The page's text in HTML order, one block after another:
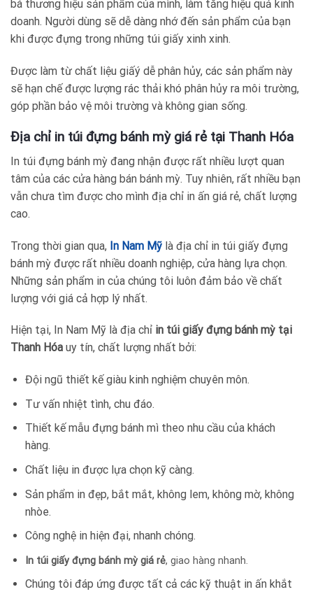
bá thương hiệu sản phẩm của mình, làm tăng hiệu quả kinh
doanh. Người dùng sẽ dễ dàng nhớ đến sản phẩm của bạn
khi được đựng trong những túi giấy xinh xinh.
Được làm từ chất liệu giấý dễ phân hủy, các sản phẩm này
sẽ hạn chế được lượng rác thải khó phân hủy ra môi trường,
góp phần bảo vệ môi trường và không gian sống.
Địa chỉ in túi đựng bánh mỳ giá rẻ tại Thanh Hóa
In túi đựng bánh mỳ đang nhận được rất nhiều lượt quan
tâm của các cửa hàng bán bánh mỳ. Tuy nhiên, rất nhiều bạn
vẫn chưa tìm được cho mình địa chỉ in ấn giá rẻ, chất lượng
cao.
Trong thời gian qua, In Nam Mỹ là địa chỉ in túi giấy đựng
bánh mỳ được rất nhiều doanh nghiệp, cửa hàng lựa chọn.
Những sản phẩm in của chúng tôi luôn đảm bảo về chất
lượng với giá cả hợp lý nhất.
Hiện tại, In Nam Mỹ là địa chỉ in túi giấy đựng bánh mỳ tại
Thanh Hóa uy tín, chất lượng nhất bởi:
Đội ngũ thiết kế giàu kinh nghiệm chuyên môn.
Tư vấn nhiệt tình, chu đáo.
Thiết kế mẫu đựng bánh mì theo nhu cầu của khách
hàng.
Chất liệu in được lựa chọn kỹ càng.
Sản phẩm in đẹp, bắt mắt, không lem, không mờ, không
nhòe.
Công nghệ in hiện đại, nhanh chóng.
In túi giấy đựng bánh mỳ giá rẻ, giao hàng nhanh.
Chúng tôi đáp ứng được tất cả các kỹ thuật in ấn khắt